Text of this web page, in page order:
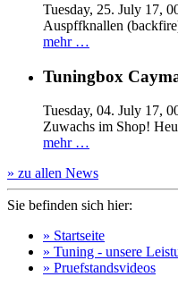
Tuesday, 25. July 17,
Auspffknallen
mehr …
Tuningbox
Tuesday, 04. July 17,
Zuwachs im Shop!
mehr …
» zu allen News
Sie befinden sich hier:
» Startseite
» Tuning - unsere
» Pruefstandsvideos